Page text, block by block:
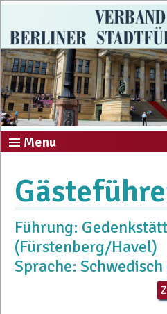
Menu
Führung:
(Fürstenberg/Havel)
Sprache: Schwedisch